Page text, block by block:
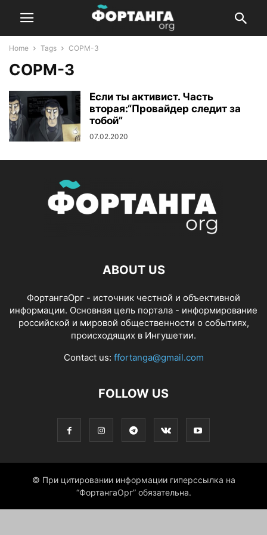
Home Tags СОРМ-3
СОРМ-3
Если ты активист. Часть
вторая:“Провайдер следит за
тобой”
07.02.2020
ABOUT US
ФортангаОрг - источник честной и объективной
информации. Основная цель портала - информирование
российской и мировой общественности о событиях,
происходящих в Ингушетии.
Contact us: ffortanga@gmail.com
FOLLOW US
© При цитировании информации гиперссылка на
“ФортангаОрг” обязательна.